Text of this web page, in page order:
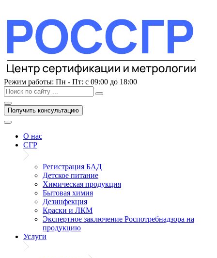
содержимому
Режим работы: Пн - Пт: с 09:00 до 18:00
Получить консультацию
О нас
СГР
Регистрация БАД
Детское питание
Химическая продукция
Бытовая химия
Дезинфекция
Краски и ЛКМ
Экспертное заключение Роспотребнадзора на
продукцию
Услуги